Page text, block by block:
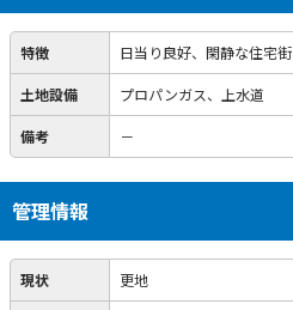
特徴 日当り良好、閑静な住宅街
土地設備 プロパンガス、上水道
備考 －
管理情報
現状 更地